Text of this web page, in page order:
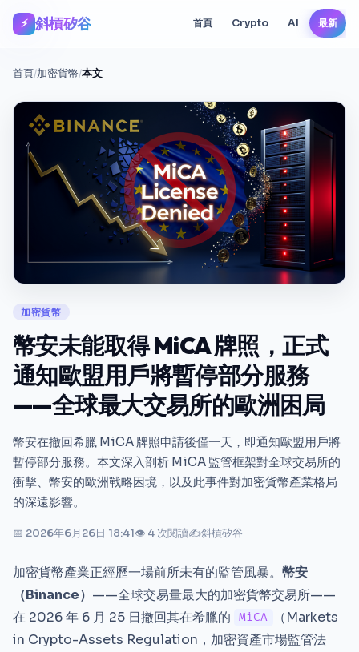
⚡ 斜槓矽谷 首頁 Crypto AI 最新
首頁/加密貨幣/本文
加密貨幣
幣安未能取得 MiCA 牌照，正式
通知歐盟用戶將暫停部分服務
——全球最大交易所的歐洲困局
幣安在撤回希臘 MiCA 牌照申請後僅一天，即通知歐盟用戶將
暫停部分服務。本文深入剖析 MiCA 監管框架對全球交易所的
衝擊、幣安的歐洲戰略困境，以及此事件對加密貨幣產業格局
的深遠影響。
📅 2026年6月26日 18:41👁 4 次閱讀✍斜槓矽谷
加密貨幣產業正經歷一場前所未有的監管風暴。 幣安
（Binance） ——全球交易量最大的加密貨幣交易所——
在 2026 年 6 月 25 日撤回其在希臘的
MiCA
（Markets
in Crypto-Assets Regulation，加密資產市場監管法